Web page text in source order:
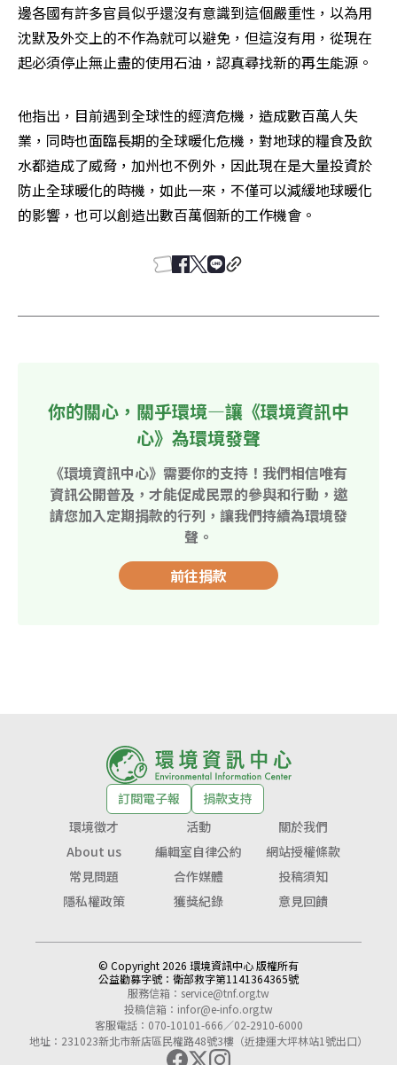
邊各國有許多官員似乎還沒有意識到這個嚴重性，以為用
沈默及外交上的不作為就可以避免，但這沒有用，從現在
起必須停止無止盡的使用石油，認真尋找新的再生能源。
他指出，目前遇到全球性的經濟危機，造成數百萬人失
業，同時也面臨長期的全球暖化危機，對地球的糧食及飲
水都造成了威脅，加州也不例外，因此現在是大量投資於
防止全球暖化的時機，如此一來，不僅可以減緩地球暖化
的影響，也可以創造出數百萬個新的工作機會。
你的關心，關乎環境—讓《環境資訊中
心》為環境發聲
《環境資訊中心》需要你的支持！我們相信唯有
資訊公開普及，才能促成民眾的參與和行動，邀
請您加入定期捐款的行列，讓我們持續為環境發
聲。
前往捐款
訂閱電子報
捐款支持
環境徵才
活動
關於我們
About us
編輯室自律公約
網站授權條款
常見問題
合作媒體
投稿須知
隱私權政策
獲獎紀錄 意見回饋
© Copyright 2026 環境資訊中心 版權所有
公益勸募字號： 衛部救字第1141364365號
服務信箱： service@tnf.org.tw
投稿信箱： infor@e-info.org.tw
客服電話：070-10101-666／02-2910-6000
地址：231023新北市新店區民權路48號3樓（近捷運大坪林站1號出口）